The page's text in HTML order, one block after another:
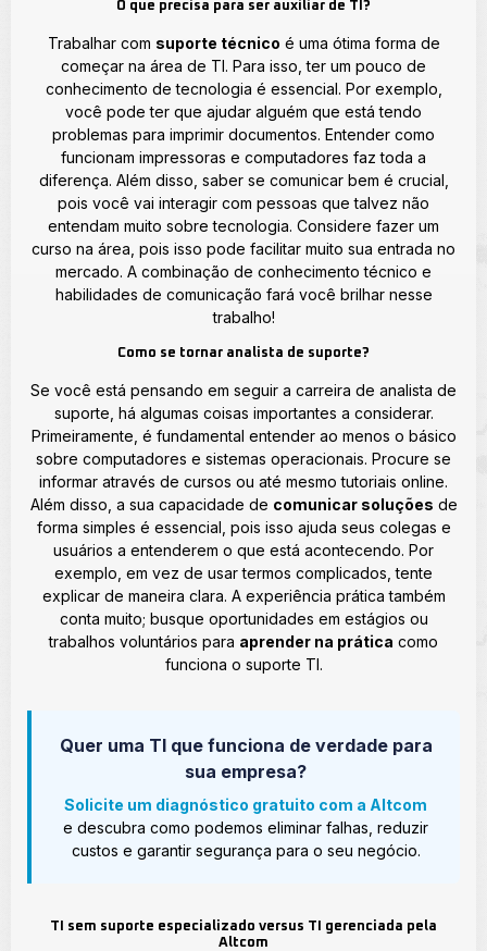
O que precisa para ser auxiliar de TI?
Trabalhar com suporte técnico é uma ótima forma de
começar na área de TI. Para isso, ter um pouco de
conhecimento de tecnologia é essencial. Por exemplo,
você pode ter que ajudar alguém que está tendo
problemas para imprimir documentos. Entender como
funcionam impressoras e computadores faz toda a
diferença. Além disso, saber se comunicar bem é crucial,
pois você vai interagir com pessoas que talvez não
entendam muito sobre tecnologia. Considere fazer um
curso na área, pois isso pode facilitar muito sua entrada no
mercado. A combinação de conhecimento técnico e
habilidades de comunicação fará você brilhar nesse
trabalho!
Como se tornar analista de suporte?
Se você está pensando em seguir a carreira de analista de
suporte, há algumas coisas importantes a considerar.
Primeiramente, é fundamental entender ao menos o básico
sobre computadores e sistemas operacionais. Procure se
informar através de cursos ou até mesmo tutoriais online.
Além disso, a sua capacidade de comunicar soluções de
forma simples é essencial, pois isso ajuda seus colegas e
usuários a entenderem o que está acontecendo. Por
exemplo, em vez de usar termos complicados, tente
explicar de maneira clara. A experiência prática também
conta muito; busque oportunidades em estágios ou
trabalhos voluntários para aprender na prática como
funciona o suporte TI.
Quer uma TI que funciona de verdade para
sua empresa?
Solicite um diagnóstico gratuito com a Altcom
e descubra como podemos eliminar falhas, reduzir
custos e garantir segurança para o seu negócio.
TI sem suporte especializado versus TI gerenciada pela
Altcom